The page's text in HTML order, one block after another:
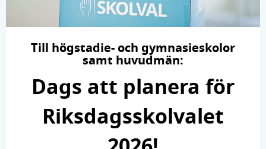
Till högstadie- och gymnasieskolor
samt huvudmän:
Dags att planera för
Riksdagsskolvalet